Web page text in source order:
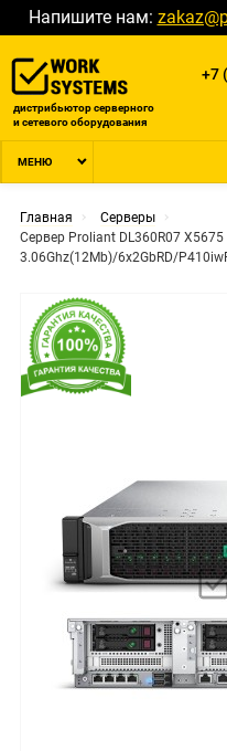
Напишите нам:
дистрибьютор серверного
и сетевого оборудования
+7
МЕНЮ
Главная
Серверы
Сервер Proliant DL360R07 X5675
3.06Ghz(12Mb)/6x2GbRD/